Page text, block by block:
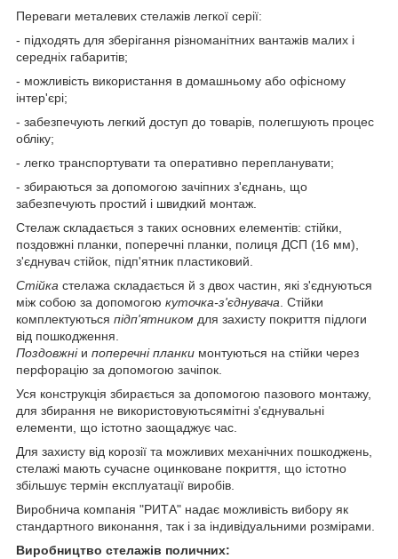
Переваги металевих стелажів легкої серії:
- підходять для зберігання різноманітних вантажів малих і
середніх габаритів;
- можливість використання в домашньому або офісному
інтер'єрі;
- забезпечують легкий доступ до товарів, полегшують процес
обліку;
- легко транспортувати та оперативно перепланувати;
- збираються за допомогою зачіпних з'єднань, що
забезпечують простий і швидкий монтаж.
Стелаж складається з таких основних елементів: стійки,
поздовжні планки, поперечні планки, полиця ДСП (16 мм),
з'єднувач стійок, підп'ятник пластиковий.
Стійка стелажа складається й з двох частин, які з'єднуються
між собою за допомогою куточка-з'єднувача . Стійки
комплектуються підп'ятником для захисту покриття підлоги
від пошкодження.
Поздовжніи поперечні планки монтуються на стійки через
перфорацію за допомогою зачіпок.
Уся конструкція збирається за допомогою пазового монтажу,
для збирання не використовуютьсямітні з'єднувальні
елементи, що істотно заощаджує час.
Для захисту від корозії та можливих механічних пошкоджень,
стелажі мають сучасне оцинковане покриття, що істотно
збільшує термін експлуатації виробів.
Виробнича компанія "РИТА" надає можливість вибору як
стандартного виконання, так і за індивідуальними розмірами.
Виробництво стелажів поличних: